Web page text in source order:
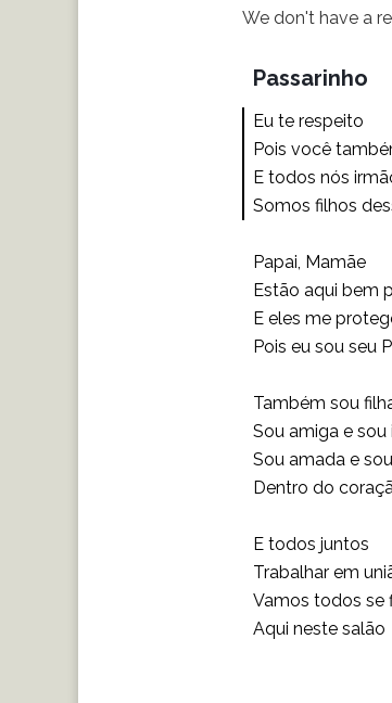
We don't have a
Passarinho
Eu te respeito
Pois você
E todos nós
Somos filhos
Papai, Mamãe
Estão aqui bem
E eles me
Pois eu sou seu
Também sou
Sou amiga e sou
Sou amada e
Dentro do
E todos juntos
Trabalhar em
Vamos todos se
Aqui neste salão